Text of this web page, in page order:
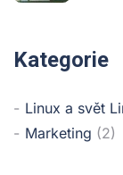
Kategorie
Linux a svět
Marketing (2)